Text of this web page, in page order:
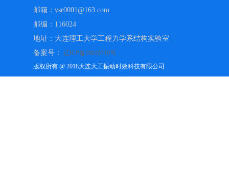
邮箱：vsr0001@163.com
邮编：116024
地址：大连理工大学工程力学系结构实验室
备案号：
辽ICP备10010710号
版权所有 @ 2018大连大工振动时效科技有限公司